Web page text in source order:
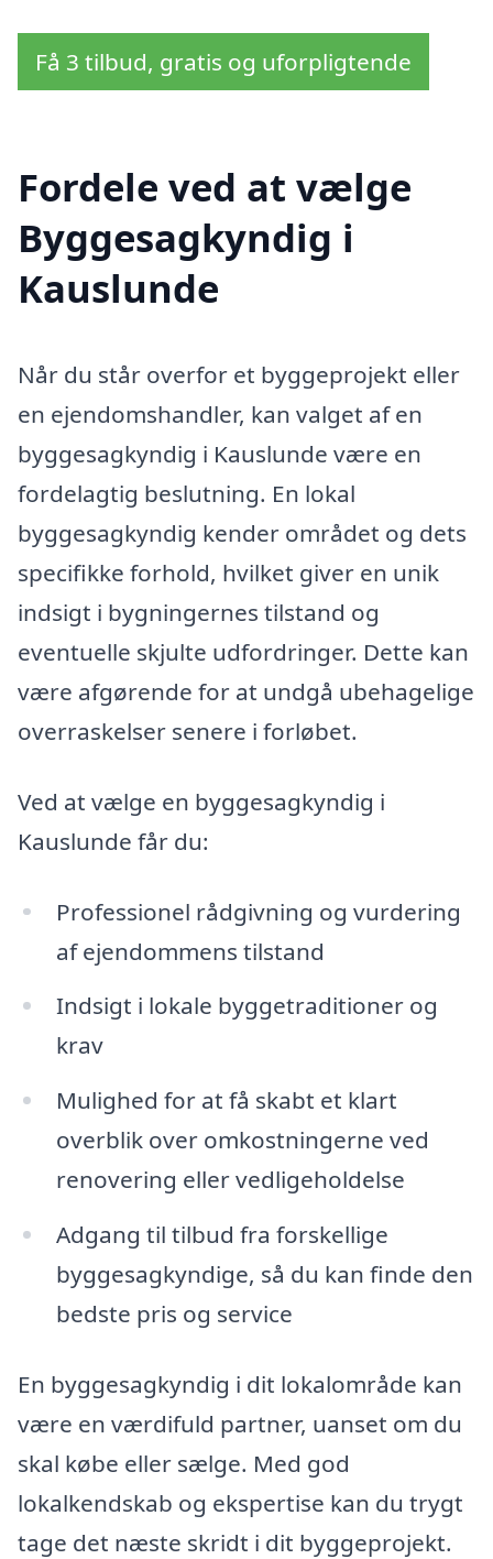
Få 3 tilbud, gratis og uforpligtende
Fordele ved at vælge
Byggesagkyndig i
Kauslunde
Når du står overfor et byggeprojekt eller
en ejendomshandler, kan valget af en
byggesagkyndig i Kauslunde være en
fordelagtig beslutning. En lokal
byggesagkyndig kender området og dets
specifikke forhold, hvilket giver en unik
indsigt i bygningernes tilstand og
eventuelle skjulte udfordringer. Dette kan
være afgørende for at undgå ubehagelige
overraskelser senere i forløbet.
Ved at vælge en byggesagkyndig i
Kauslunde får du:
Professionel rådgivning og vurdering
af ejendommens tilstand
Indsigt i lokale byggetraditioner og
krav
Mulighed for at få skabt et klart
overblik over omkostningerne ved
renovering eller vedligeholdelse
Adgang til tilbud fra forskellige
byggesagkyndige, så du kan finde den
bedste pris og service
En byggesagkyndig i dit lokalområde kan
være en værdifuld partner, uanset om du
skal købe eller sælge. Med god
lokalkendskab og ekspertise kan du trygt
tage det næste skridt i dit byggeprojekt.